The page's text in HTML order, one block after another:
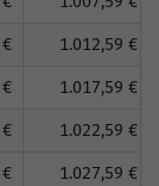
1.012,59 €
1.017,59 €
1.022,59 €
1.027,59 €